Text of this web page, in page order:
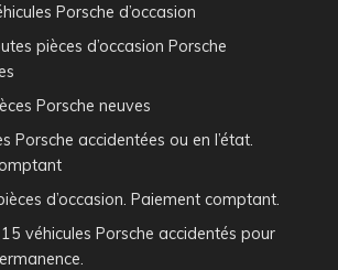
Porsche d’occasion
pièces d’occasion Porsche
Porsche neuves
Porsche accidentées ou en l’état.
d’occasion. Paiement comptant.
véhicules Porsche accidentés pour